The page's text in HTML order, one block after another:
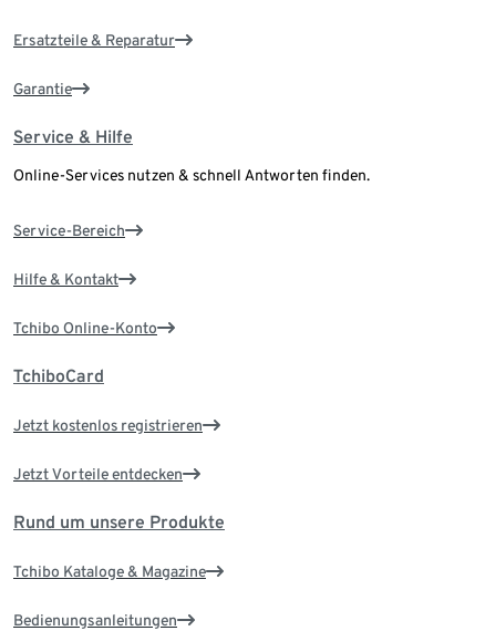
Ersatzteile & Reparatur
Garantie
Service & Hilfe
Online-Services nutzen & schnell Antworten finden.
Service-Bereich
Hilfe & Kontakt
Tchibo Online-Konto
TchiboCard
Jetzt kostenlos registrieren
Jetzt Vorteile entdecken
Rund um unsere Produkte
Tchibo Kataloge & Magazine
Bedienungsanleitungen